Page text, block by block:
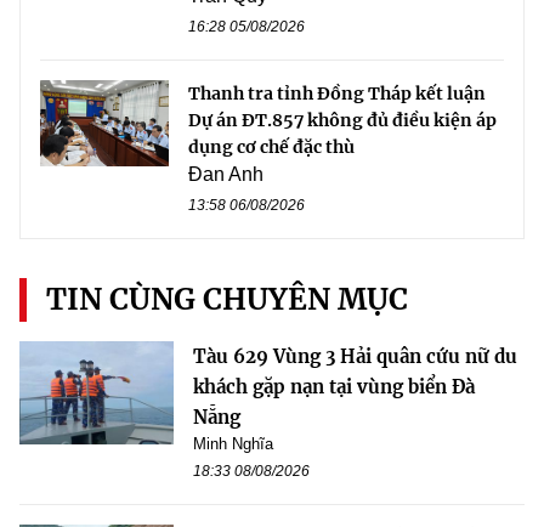
16:28 05/08/2026
Thanh tra tỉnh Đồng Tháp kết luận
Dự án ĐT.857 không đủ điều kiện áp
dụng cơ chế đặc thù
Đan Anh
13:58 06/08/2026
TIN CÙNG CHUYÊN MỤC
Tàu 629 Vùng 3 Hải quân cứu nữ du
khách gặp nạn tại vùng biển Đà
Nẵng
Minh Nghĩa
18:33 08/08/2026